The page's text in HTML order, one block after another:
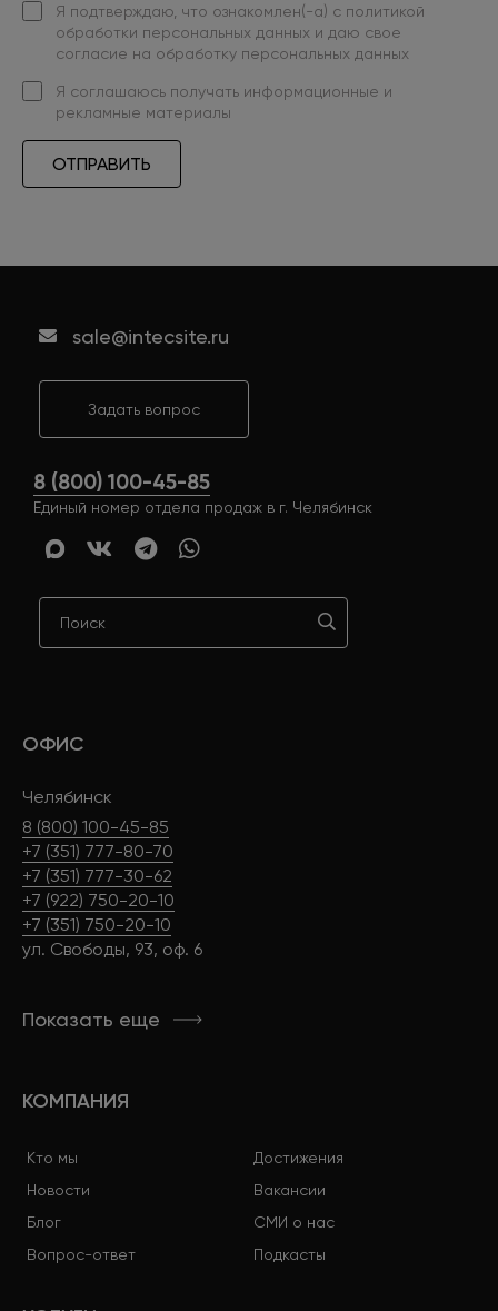
Я подтверждаю, что ознакомлен(-а) с политикой
обработки персональных данных и даю свое
согласие на обработку персональных данных
Я соглашаюсь получать информационные и
рекламные материалы
ОТПРАВИТЬ
sale@intecsite.ru
Задать вопрос
8 (800) 100-45-85
Единый номер отдела продаж в г. Челябинск
ОФИС
Челябинск
8 (800) 100-45-85
+7 (351) 777-80-70
+7 (351) 777-30-62
+7 (922) 750-20-10
+7 (351) 750-20-10
ул. Свободы, 93, оф. 6
Показать еще
КОМПАНИЯ
Кто мы
Достижения
Новости
Вакансии
Блог
СМИ о нас
Вопрос-ответ
Подкасты